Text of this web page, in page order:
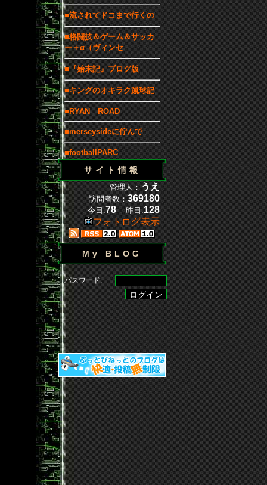
■流されてドコまで行くの
■格闘技＆ゲーム＆サッカ
ー＋α（ヴィンセ
■『始末記』ブログ版
■キングのオキラク蹴球記
■RYAN ROAD
■merseysideに佇んで
■footballPARC
サイト情報
管理人：うえ
訪問者数：369180
今日:78 昨日:128
フォトログ表示
My BLOG
パスワード: